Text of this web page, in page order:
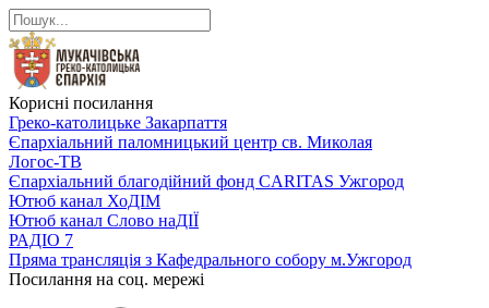
Корисні посилання
Греко-католицьке Закарпаття
Єпархіальний паломницький центр св. Миколая
Логос-ТВ
Єпархіальний благодійний фонд CARITAS Ужгород
Ютюб канал ХоДІМ
Ютюб канал Слово наДІЇ
РАДІО 7
Пряма трансляція з Кафедрального собору м.Ужгород
Посилання на соц. мережі